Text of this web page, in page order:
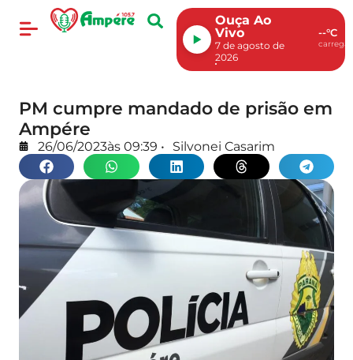
Ouça Ao
Vivo
7 de agosto de
2026
--°C
PM cumpre mandado de prisão em
Ampére
26/06/2023às 09:39 • Silvonei Casarim